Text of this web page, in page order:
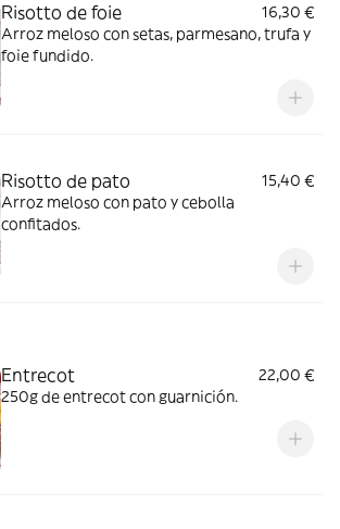
Risotto de foie
16,30 €
Arroz meloso con setas, parmesano, trufa y
foie fundido.
Risotto de pato
15,40 €
Arroz meloso con pato y cebolla
confitados.
Entrecot
22,00 €
250g de entrecot con guarnición.